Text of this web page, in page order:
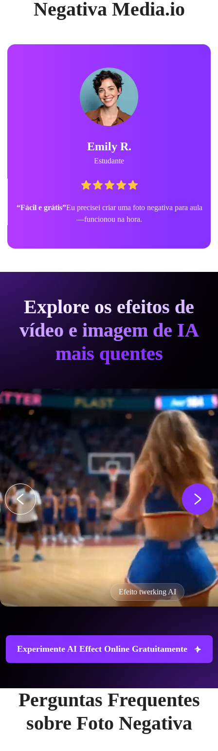
Negativa Media.io
Emily R.
Estudante
“Fácil e grátis”Eu precisei criar uma foto negativa para aula
—funcionou na hora.
Explore os efeitos de
vídeo e imagem de IA
mais quentes
Efeito twerking AI
Experimente AI Effect Online Gratuitamente
Perguntas Frequentes
sobre Foto Negativa